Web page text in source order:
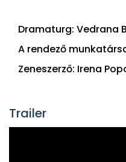
Dramaturg: Vedrana
A rendező
Zeneszerző: Irena
Trailer